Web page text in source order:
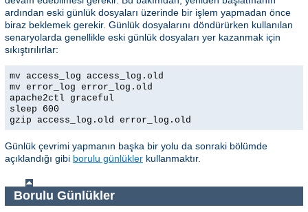
ardından eski günlük dosyaları üzerinde bir işlem yapmadan önce
biraz beklemek gerekir. Günlük dosyalarını döndürürken kullanılan
senaryolarda genellikle eski günlük dosyaları yer kazanmak için
sıkıştırılırlar:
mv access_log access_log.old
mv error_log error_log.old
apache2ctl graceful
sleep 600
gzip access_log.old error_log.old
Günlük çevrimi yapmanın başka bir yolu da sonraki bölümde
açıklandığı gibi borulu günlükler kullanmaktır.
Borulu Günlükler